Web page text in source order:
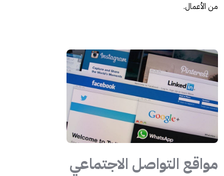
من الأعمال.
مواقع التواصل الاجتماعي